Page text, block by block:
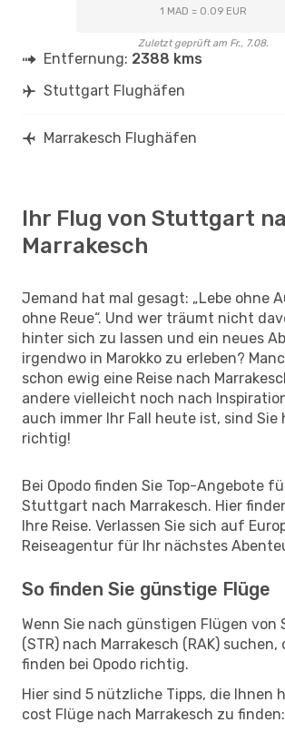
1 MAD = 0.09 EUR
Zuletzt geprüft am Fr., 7.08.
Entfernung: 2388 kms
Stuttgart Flughäfen
Marrakesch Flughäfen
Ihr Flug von Stuttgart
Marrakesch
Jemand hat mal gesagt: „Lebe ohne
ohne Reue“. Und wer träumt nicht
hinter sich zu lassen und ein neues
irgendwo in Marokko zu erleben?
schon ewig eine Reise nach
andere vielleicht noch nach
auch immer Ihr Fall heute ist, sind Sie
richtig!
Bei Opodo finden Sie Top-Angebote
Stuttgart nach Marrakesch. Hier
Ihre Reise. Verlassen Sie sich auf
Reiseagentur für Ihr nächstes
So finden Sie günstige Flüge
Wenn Sie nach günstigen Flügen
(STR) nach Marrakesch (RAK)
finden bei Opodo richtig.
Hier sind 5 nützliche Tipps, die Ihnen
cost Flüge nach Marrakesch zu finden: